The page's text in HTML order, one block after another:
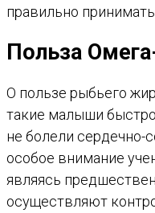
правильно принимать.
Польза
О пользе рыбьего
такие малыши
не болели сердечно-
особое внимание
являясь
осуществляют